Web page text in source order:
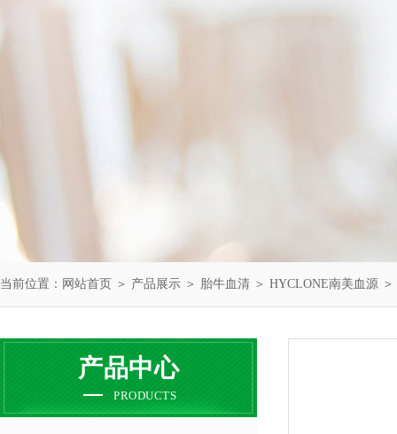
当前位置： 网站首页 ＞ 产品展示 ＞ 胎牛血清 ＞ HYCLONE南美血源
产品中心
PRODUCTS